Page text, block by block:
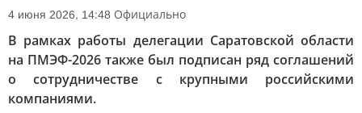
4 июня 2026, 14:48 Официально
В рамках работы делегации Саратовской области
на ПМЭФ-2026 также был подписан ряд соглашений
о сотрудничестве с крупными российскими
компаниями.